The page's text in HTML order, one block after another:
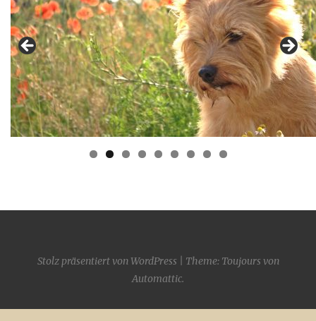
Stolz präsentiert von WordPress
Theme: Toujours von
Automattic.